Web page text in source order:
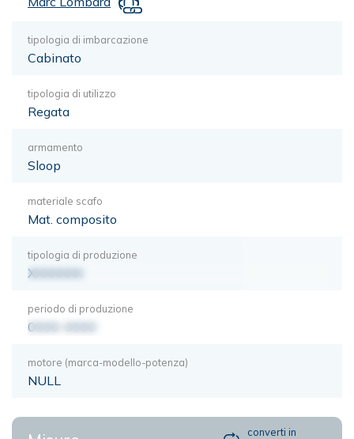
tipologia di imbarcazione
Cabinato
tipologia di utilizzo
Regata
armamento
Sloop
materiale scafo
Mat. composito
tipologia di produzione
XXXXXXX
periodo di produzione
0000-0000
motore (marca-modello-potenza)
NULL
converti in